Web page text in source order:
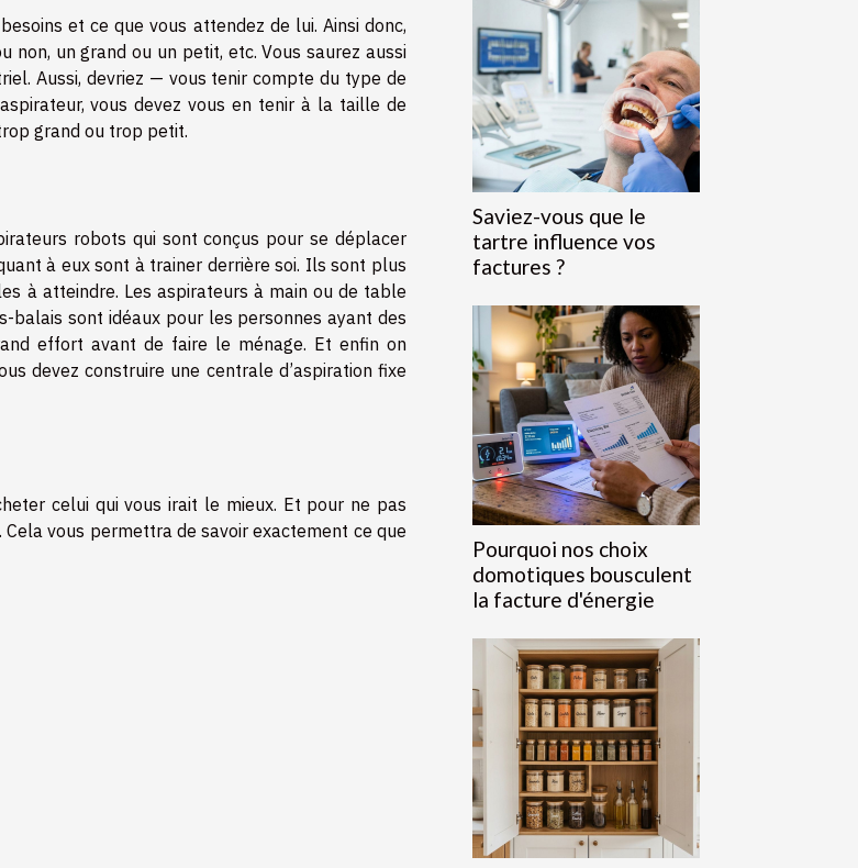
et ce que vous attendez de lui. Ainsi donc,
non, un grand ou un petit, etc. Vous saurez aussi
Aussi, devriez — vous tenir compte du type de
vous devez vous en tenir à la taille de
grand ou trop petit.
robots qui sont conçus pour se déplacer
à eux sont à trainer derrière soi. Ils sont plus
à atteindre. Les aspirateurs à main ou de table
sont idéaux pour les personnes ayant des
effort avant de faire le ménage. Et enfin on
devez construire une centrale d’aspiration fixe
celui qui vous irait le mieux. Et pour ne pas
vous permettra de savoir exactement ce que
Saviez-vous que le
tartre influence vos
factures ?
Pourquoi nos choix
domotiques bousculent
la facture d'énergie